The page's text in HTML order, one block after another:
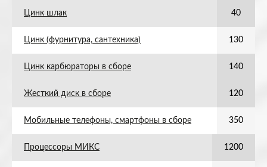
Цинк шлак 40
Цинк (фурнитура, сантехника) 130
Цинк карбюраторы в сборе 140
Жесткий диск в сборе 120
Мобильные телефоны, смартфоны в сборе 350
Процессоры МИКС 1200